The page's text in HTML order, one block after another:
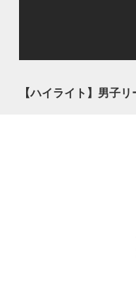
【ハイライト】男子